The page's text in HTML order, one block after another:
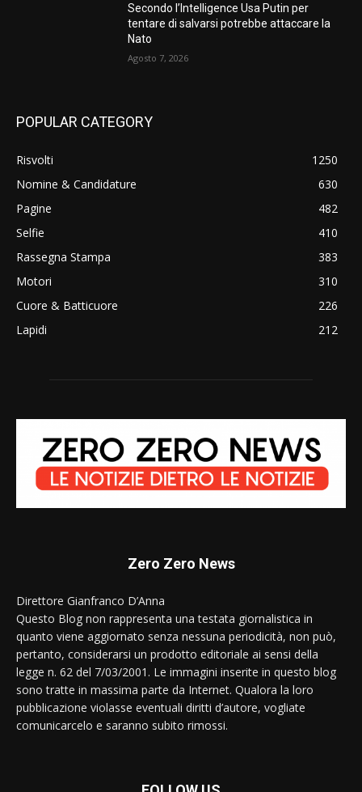
Secondo l’Intelligence Usa Putin per
tentare di salvarsi potrebbe attaccare la
Nato
Agosto 7, 2026
POPULAR CATEGORY
Risvolti
1250
Nomine & Candidature
630
Pagine
482
Selfie
410
Rassegna Stampa
383
Motori
310
Cuore & Batticuore
226
Lapidi
212
Zero Zero News
Direttore Gianfranco D’Anna
Questo Blog non rappresenta una testata giornalistica in
quanto viene aggiornato senza nessuna periodicità, non può,
pertanto, considerarsi un prodotto editoriale ai sensi della
legge n. 62 del 7/03/2001. Le immagini inserite in questo blog
sono tratte in massima parte da Internet. Qualora la loro
pubblicazione violasse eventuali diritti d’autore, vogliate
comunicarcelo e saranno subito rimossi.